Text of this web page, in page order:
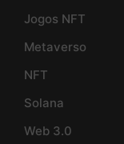
Jogos NFT
Metaverso
NFT
Solana
Web 3.0